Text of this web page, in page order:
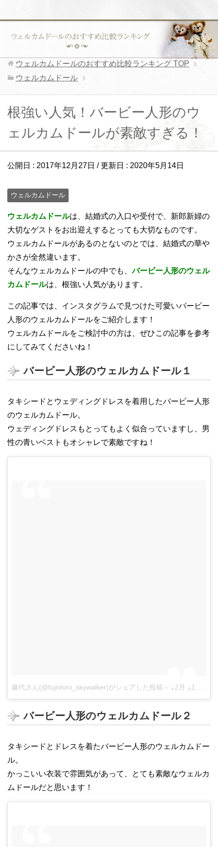
ウェルカムドールのおすすめ比較ランキング TOP
ウェルカムドール
根強い人気！バービー人形のウ
ェルカムドールが素敵すぎる！
公開日 : 2017年12月27日 / 更新日 : 2020年5月14日
ウェルカムドール
ウェルカムドールは、結婚式の入口や受付で、新郎新婦の
大切なゲストをお出迎えするとっても大切なものです。
ウェルカムドールがあるのとないのとでは、結婚式の華や
かさが全然違います。
そんなウェルカムドールの中でも、バービー人形のウェル
カムドールは、根強い人気があります。
この記事では、インスタグラムで見つけた可愛いバービー
人形のウェルカムドールをご紹介します！
ウェルカムドールをご検討中の方は、ぜひこの記事を参考
にしてみてくださいね！
バービー人形のウェルカムドール１
タキシードとウェディングドレスを着用したバービー人形
のウェルカムドール。
ウェディングドレスもとってもよく似合っていますし、男
性の青いベストもオシャレで素敵ですね！
藤代さん(@fujishiro_skywalker)がシェアした投稿 – 12月 11, 2017 at 5:19午前 PST
バービー人形のウェルカムドール２
タキシードとドレスを着たバービー人形のウェルカムドー
ル。
かっこいい衣装で雰囲気があって、とても素敵なウェルカ
ムドールだと思います！